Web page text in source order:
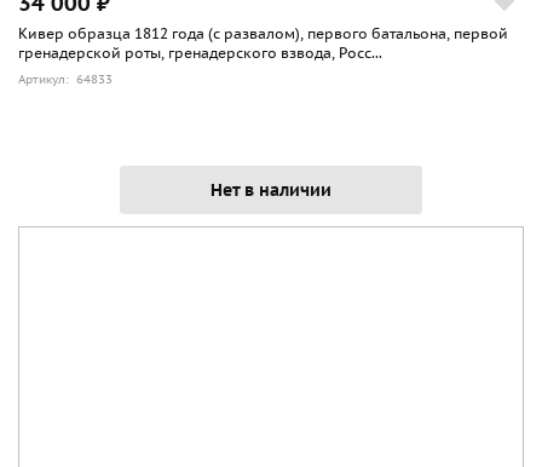
Кивер образца 1812 года (с развалом), первого батальона, первой
гренадерской роты, гренадерского взвода, Росс...
Артикул: 64833
Нет в наличии